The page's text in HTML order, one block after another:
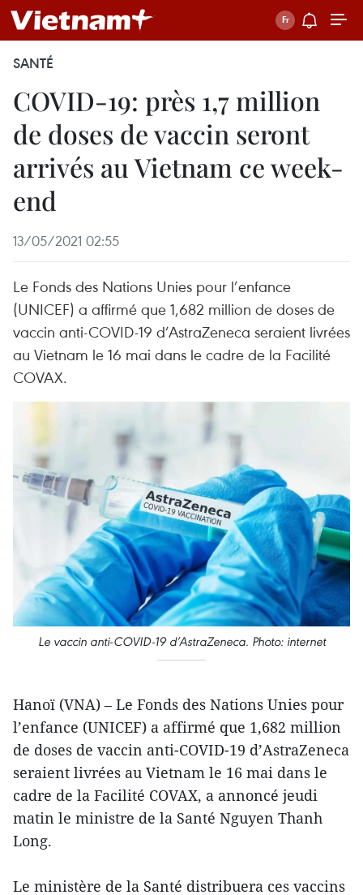
SANTÉ
COVID-19: près 1,7 million
de doses de vaccin seront
arrivés au Vietnam ce week-
end
13/05/2021 02:55
Le Fonds des Nations Unies pour l’enfance
(UNICEF) a affirmé que 1,682 million de doses de
vaccin anti-COVID-19 d’AstraZeneca seraient livrées
au Vietnam le 16 mai dans le cadre de la Facilité
COVAX.
Le vaccin anti-COVID-19 d’AstraZeneca. Photo: internet
Hanoï (VNA) – Le Fonds des Nations Unies pour
l’enfance (UNICEF) a affirmé que 1,682 million
de doses de vaccin anti-COVID-19 d’AstraZeneca
seraient livrées au Vietnam le 16 mai dans le
cadre de la Facilité COVAX, a annoncé jeudi
matin le ministre de la Santé Nguyen Thanh
Long.
Le ministère de la Santé distribuera ces vaccins